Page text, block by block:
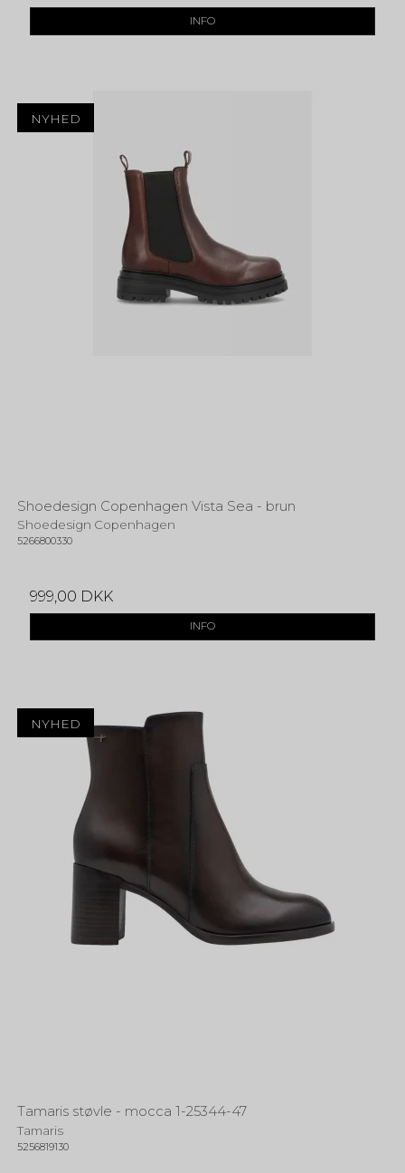
INFO
NYHED
Shoedesign Copenhagen Vista Sea - brun
Shoedesign Copenhagen
5266800330
999,00 DKK
INFO
NYHED
Tamaris støvle - mocca 1-25344-47
Tamaris
5256819130